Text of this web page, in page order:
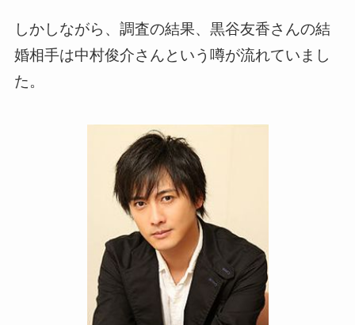
しかしながら、調査の結果、黒谷友香さんの結
婚相手は中村俊介さんという噂が流れていまし
た。